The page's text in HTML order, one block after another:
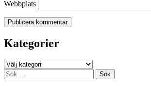
Webbplats
Kategorier
Kategorier
Sök
efter: